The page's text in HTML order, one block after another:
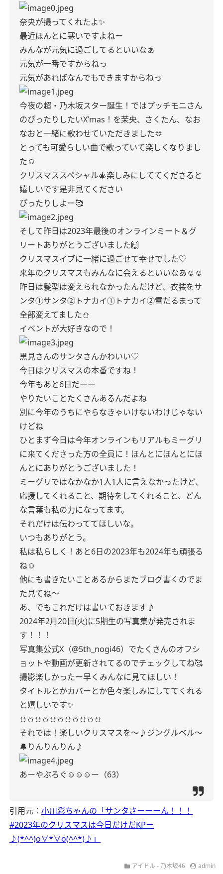
奈央が撮ってくれたよ✨
最近ほんとに寒いですよねー
みんなが元気に過ごしてるといいなぁ
元気が一番ですからねっ
元気があればなんでもできますからねっ
今夜の超・乃木坂スター誕生！ではプッチモニさん
のぴったりしたいX’mas！を茉央、さくたん、なお
なおと一緒に歌わせていただきました🫶
とっても可愛らしい曲で歌っていて楽しくなりまし
た☺︎
クリスマススペシャル🎄楽しみにしててくださると
嬉しいです是非見てください
ぴったりしよー🥰
そして昨日は2023年最後のオンラインミート＆グ
リートありがとうございました🙌
クリスマスイブに一緒に過ごせて幸せでした♡
来年のクリスマスもみんなに会えるといいなあ☺︎☺︎
昨日は髪型は変えられなかったんだけど、衣装をサ
ンタ①サンタ②トナカイ①トナカイ②雪だるまって
全部変えてました⛄️
イベントが大好きなので！
黒見さんのサンタさんかわいい♡
今日はクリスマスの本番ですね！
今年もあと6日だーー
やりたいことたくさんあるんだよね
別に今年のうちにやらなきゃいけないわけじゃない
けどね
ひとまず今日は今年オンラインもリアルもミーグリ
に来てくださった方の全員に！ほんとにほんとにほ
んとにありがとうございました！
ミーグリではなかなか1人1人に言えなかったけど、
応援してくれること、期待をしてくれること、どん
な言葉も私の力になってます。
それだけは伝わっててほしいな。
いつもありがとう。
私は私らしく！あと6日の2023年も2024年も頑張る
ね☺︎
他にも書きたいことあるからまたブログ書くのでま
た見てね〜
あ、でもこれだけは書いておきます♪
2024年2月20日(火)に5期生の写真集が発売されま
す！！！
写真集公式X（@5th_nogi46）でたくさんのオフシ
ョットや動画が更新されてるのでチェックしてね🥰
撮影楽しかったー早くみんなに見てほしい！
タイトルとかカバーとか色々楽しみにしててくれる
と嬉しいです✨
⛄️⛄️⛄️⛄️⛄️⛄️⛄️⛄️⛄️⛄️⛄️
それでは！楽しいクリスマスを〜♪ジングルベル〜
🔔りんりんりん♪
あーやぶろぐ☺︎☺︎☺︎ー（63）
引用元： 小川彩ちゃんの「サンタさーーーん！！！
#2023年のクリスマスは今日だけだKPー
♪(*^^)o∀*∀o(^^*)♪」
アイドル - 乃木坂46 admin